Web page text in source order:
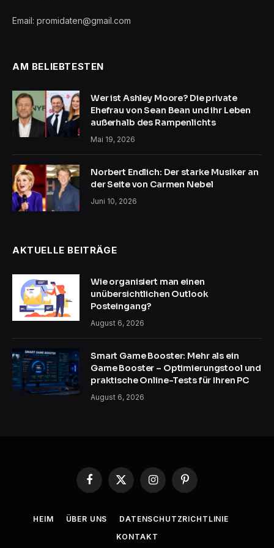
Email: promidaten@gmail.com
AM BELIEBTESTEN
Wer ist Ashley Moore? Die private
Ehefrau von Sean Bean und ihr Leben
außerhalb des Rampenlichts
Mai 19, 2026
Norbert Endlich: Der starke Musiker an
der Seite von Carmen Nebel
Juni 10, 2026
AKTUELLE BEITRÄGE
Wie organisiert man einen
unübersichtlichen Outlook
Posteingang?
August 6, 2026
Smart Game Booster: Mehr als ein
Game Booster – Optimierungstool und
praktische Online-Tests für Ihren PC
August 6, 2026
Facebook
X
InstagramPinterest
HEIM ÜBER UNS
DATENSCHUTZRICHTLINIE
KONTAKT